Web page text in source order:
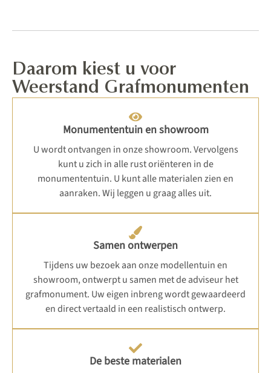
Daarom kiest u voor
Weerstand Grafmonumenten
Monumententuin en showroom
U wordt ontvangen in onze showroom. Vervolgens
kunt u zich in alle rust oriënteren in de
monumententuin. U kunt alle materialen zien en
aanraken. Wij leggen u graag alles uit.
Samen ontwerpen
Tijdens uw bezoek aan onze modellentuin en
showroom, ontwerpt u samen met de adviseur het
grafmonument. Uw eigen inbreng wordt gewaardeerd
en direct vertaald in een realistisch ontwerp.
De beste materialen